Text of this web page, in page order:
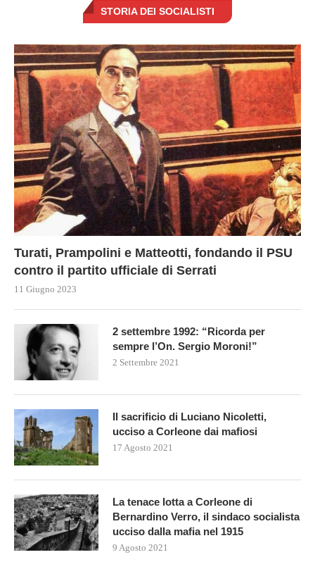
STORIA DEI SOCIALISTI
Turati, Prampolini e Matteotti, fondando il PSU
contro il partito ufficiale di Serrati
11 Giugno 2023
2 settembre 1992: “Ricorda per
sempre l’On. Sergio Moroni!”
2 Settembre 2021
Il sacrificio di Luciano Nicoletti,
ucciso a Corleone dai mafiosi
17 Agosto 2021
La tenace lotta a Corleone di
Bernardino Verro, il sindaco socialista
ucciso dalla mafia nel 1915
9 Agosto 2021